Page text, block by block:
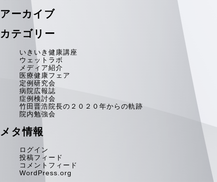
アーカイブ
カテゴリー
いきいき健康講座
ウェットラボ
メディア紹介
医療健康フェア
定例研究会
病院広報誌
症例検討会
竹田晋浩院長の２０２０年からの軌跡
院内勉強会
メタ情報
ログイン
投稿フィード
コメントフィード
WordPress.org